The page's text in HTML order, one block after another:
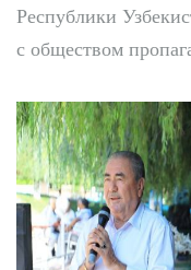
Республики
с обществом